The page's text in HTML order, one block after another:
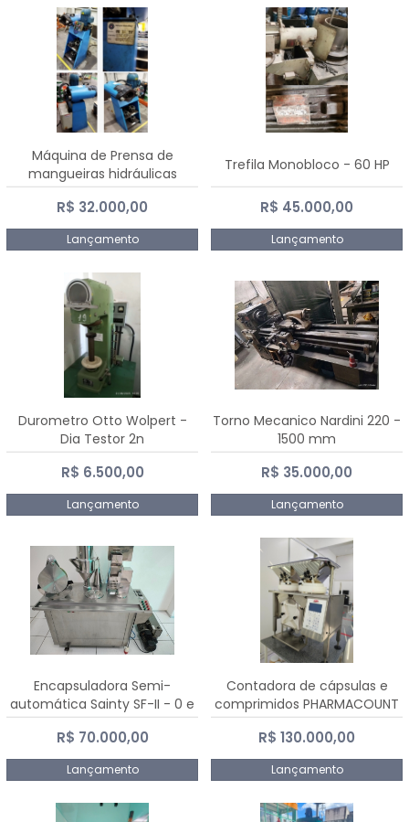
Máquina de Prensa de
mangueiras hidráulicas
PE50TF - 2017
R$ 32.000,00
Lançamento
Trefila Monobloco - 60 HP
R$ 45.000,00
Lançamento
Durometro Otto Wolpert -
Dia Testor 2n
R$ 6.500,00
Lançamento
Torno Mecanico Nardini 220 -
1500 mm
R$ 35.000,00
Lançamento
Encapsuladora Semi-
automática Sainty SF-II - 0 e
00
R$ 70.000,00
Lançamento
Contadora de cápsulas e
comprimidos PHARMACOUNT
- 2-2R3
R$ 130.000,00
Lançamento